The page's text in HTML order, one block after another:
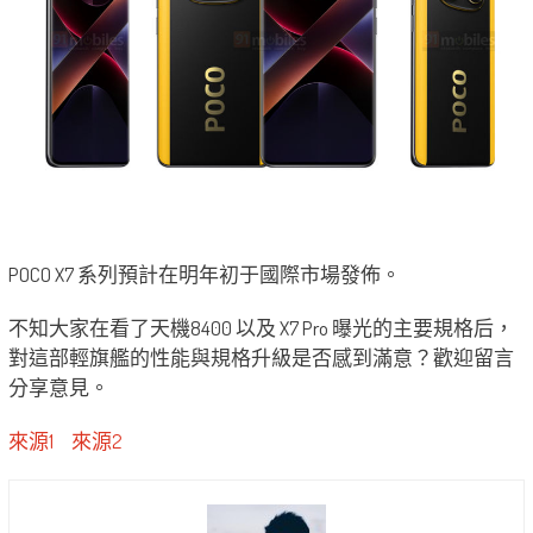
POCO X7 系列預計在明年初于國際市場發佈。
不知大家在看了天機8400 以及 X7 Pro 曝光的主要規格后，
對這部輕旗艦的性能與規格升級是否感到滿意？歡迎留言
分享意見。
來源1 來源2